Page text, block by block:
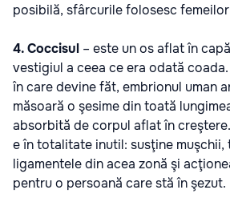
posibilă, sfârcurile folosesc
4. Coccisul – este un os aflat în
vestigiul a ceea ce era odată
în care devine făt, embrionul uman
măsoară o şesime din toată
absorbită de corpul aflat în
e în totalitate inutil: susţine muşchii,
ligamentele din acea zonă şi
pentru o persoană care stă în şezut.